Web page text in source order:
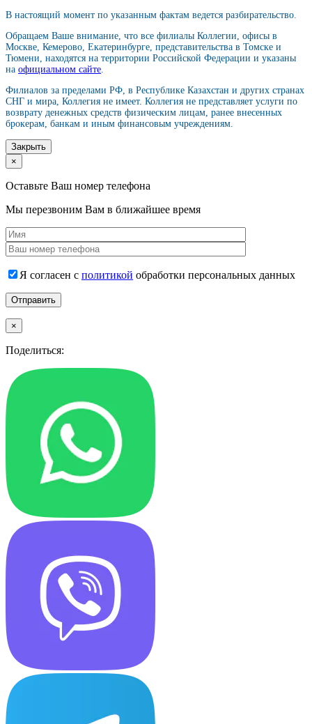
В настоящий момент по указанным фактам ведется разбирательство.
Обращаем Ваше внимание, что все филиалы Коллегии, офисы в
Москве, Кемерово, Екатеринбурге, представительства в Томске и
Тюмени, находятся на территории Российской Федерации и указаны
на официальном сайте
Филиалов за пределами РФ, в Республике Казахстан и других странах
СНГ и мира, Коллегия не имеет. Коллегия не представляет услуги по
возврату денежных средств физическим лицам, ранее внесенных
брокерам, банкам и иным финансовым учреждениям.
Закрыть
×
Оставьте Ваш номер телефона
Мы перезвоним Вам в ближайшее время
Я согласен с политикой обработки персональных данных
×
Поделиться: